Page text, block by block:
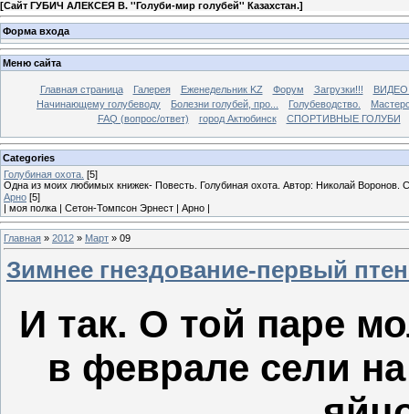
[Сайт ГУБИЧ АЛЕКСЕЯ В. ''Голуби-мир голубей'' Казахстан.]
Форма входа
Меню сайта
Главная страница Галерея Еженедельник KZ Форум Загрузки!!!
Начинающему голубеводу
Болезни голубей, про... Голубеводство.
FAQ (вопрос/ответ)
город Актюбинск СПОРТИВНЫЕ ГОЛУБИ
Categories
Голубиная охота. [5]
Одна из моих любимых книжек- Повесть. Голубиная охота. Автор: Николай Воронов.
Арно [5]
| моя полка | Сетон-Томпсон Эрнест | Арно |
Главная » 2012 » Март » 09
Зимнее гнездование-первый
И так. О той паре
в феврале сели